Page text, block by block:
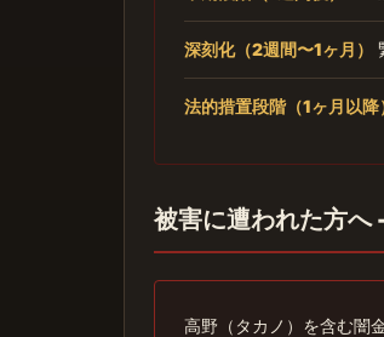
深刻化（2週間〜1ヶ月）
法的措置段階（1ヶ月以降
被害に遭われた方へ
高野（タカノ）を含む闇